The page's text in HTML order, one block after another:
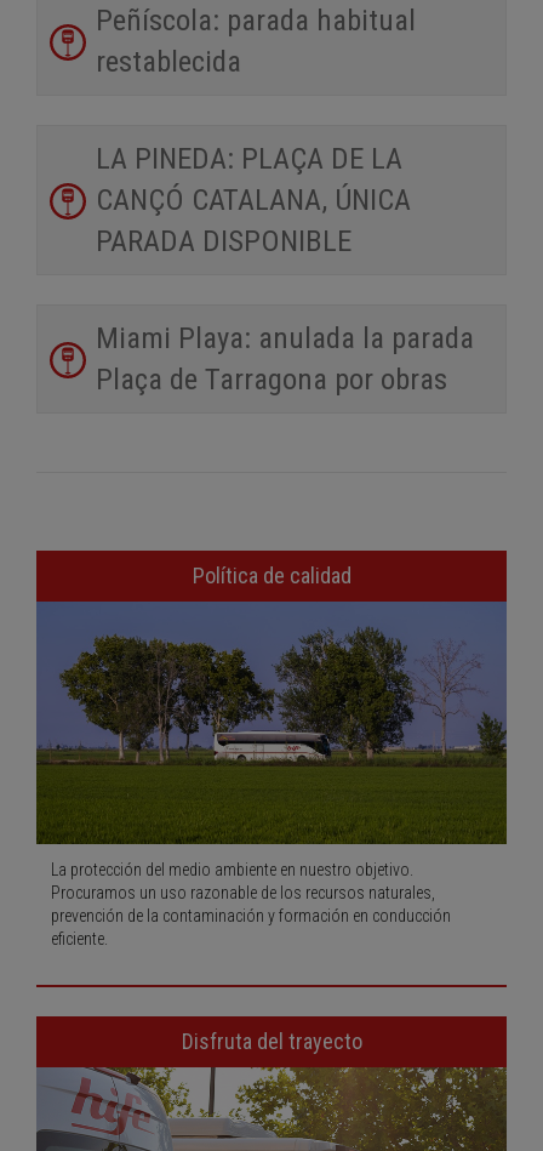
Peñíscola: parada habitual
restablecida
LA PINEDA: PLAÇA DE LA
CANÇÓ CATALANA, ÚNICA
PARADA DISPONIBLE
Miami Playa: anulada la parada
Plaça de Tarragona por obras
Política de calidad
La protección del medio ambiente en nuestro objetivo.
Procuramos un uso razonable de los recursos naturales,
prevención de la contaminación y formación en conducción
eficiente.
Disfruta del trayecto